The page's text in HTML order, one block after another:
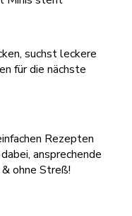
suchst leckere
für die nächste
Rezepten
ansprechende
ohne Streß!